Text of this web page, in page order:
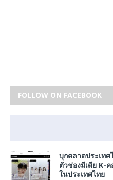
FOLLOW ON FACEBOOK
บุกตลาดประเท
ตัวช่องมีเดีย K-ค
ในประเทศไทย